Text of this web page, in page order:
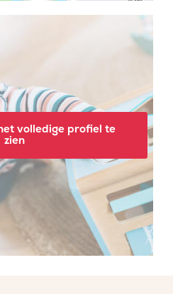
volledige profiel te
zien